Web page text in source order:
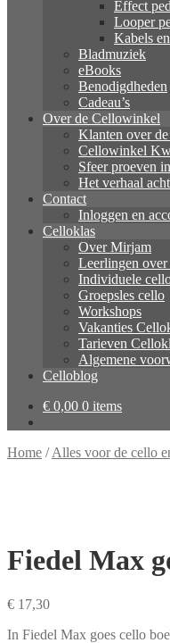
Effect
Looper
Kabels
Bladmuziek
eBooks
Benodigdheden
Cadeau’s
Over de Cellowinkel
Klanten over
Cellowinkel
Sfeer proeven
Het verhaal
Contact
Inloggen en
Celloklas
Over Mirjam
Leerlingen
Individuele
Groepsles cello
Workshops
Vakanties
Tarieven
Algemene
Celloblog
€ 0,00 0 items
Home /Alles voor de cello
Fiedel Max
€ 17,30
In Fiedel Max goes cello